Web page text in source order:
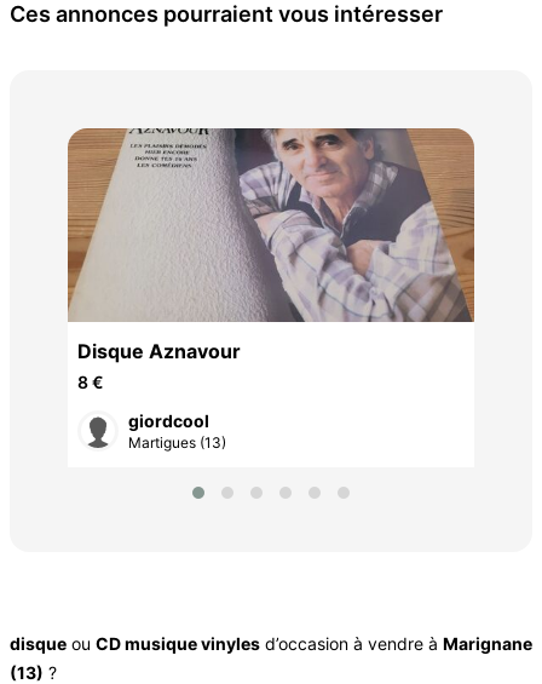
Ces annonces pourraient vous intéresser
Disque Aznavour
8 €
giordcool
Martigues (13)
disque ou CD musique vinyles d’occasion à vendre à Marignane
(13) ?